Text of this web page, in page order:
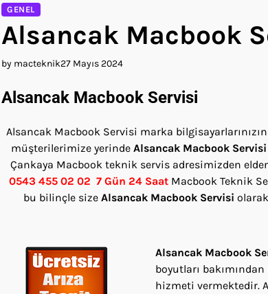
GENEL
Alsancak Macbook
by macteknik27 Mayıs 2024
Alsancak Macbook Servisi
Alsancak Macbook Servisi marka
müşterilerimize yerinde Alsancak Macbook Servisi
Çankaya Macbook teknik servis adresimizden
0543 455 02 02 7 Gün 24 Saat Macbook Teknik
bu bilinçle size Alsancak Macbook Servisi olarak
Alsancak Macbook
boyutları
hizmeti vermektedir.